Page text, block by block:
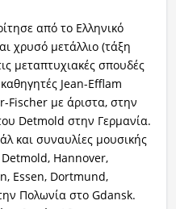
από το Ελληνικό
χρυσό μετάλλιο (τάξη
μεταπτυχιακές σπουδές
Jean-Efflam
Fischer με άριστα, στην
Detmold στην Γερμανία.
και συναυλίες μουσικής
Hannover,
Essen, Dortmund,
Πολωνία στο Gdansk.